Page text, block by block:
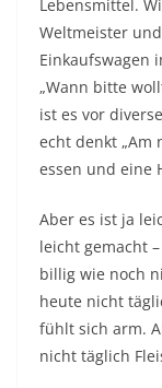
Lebensmittel.
Weltmeister
Einkaufswagen
„Wann bitte
ist es vor
echt denkt „Am
essen und eine
Aber es ist ja
leicht gemacht
billig wie noch
heute nicht
fühlt sich arm.
nicht täglich